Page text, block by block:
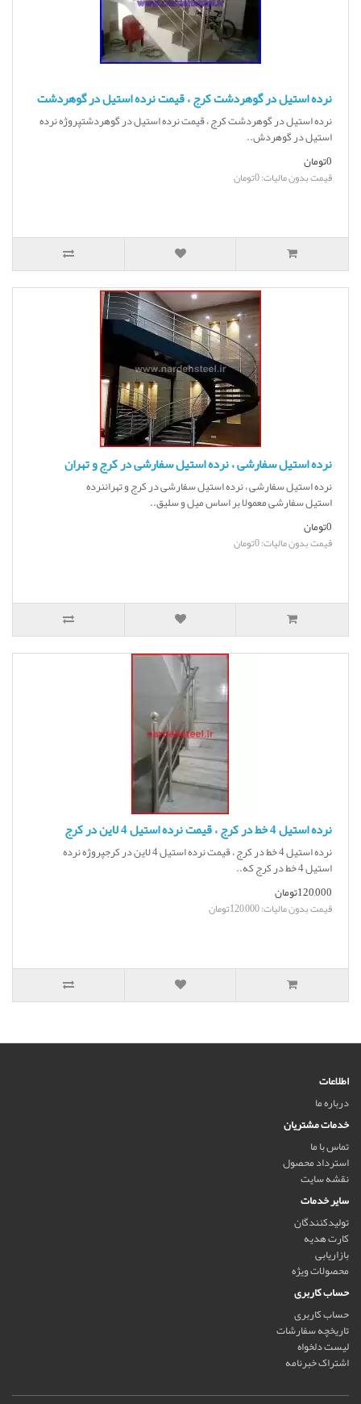
نرده استیل در گوهردشت کرج ، قیمت نرده استیل در گوهردشت
نرده استیل در گوهردشت کرج ، قیمت نرده استیل در گوهردشتپروژه نرده
استیل در گوهردش..
0تومان
قیمت بدون مالیات: 0تومان
نرده استیل سفارشی ، نرده استیل سفارشی در کرج و تهران
نرده استیل سفارشی ، نرده استیل سفارشی در کرج و تهراننرده
استیل سفارشی معمولا بر اساس میل و سلیق..
0تومان
قیمت بدون مالیات: 0تومان
نرده استیل 4 خط در کرج ، قیمت نرده استیل 4 لاین در کرج
نرده استیل 4 خط در کرج ، قیمت نرده استیل 4 لاین در کرجپروژه نرده
استیل 4 خط در کرج که..
120,000تومان
قیمت بدون مالیات: 120,000تومان
اطلاعات
درباره ما
خدمات مشتریان
تماس با ما
استرداد محصول
نقشه سایت
سایر خدمات
تولیدکنندگان
کارت هدیه
بازاریابی
محصولات ویژه
حساب کاربری
حساب کاربری
تاریخچه سفارشات
لیست دلخواه
اشتراک خبرنامه